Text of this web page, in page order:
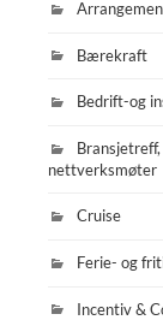
Bærekraft
Bedrift-og
nettverksmøter
Cruise
Ferie- og
Incentiv &